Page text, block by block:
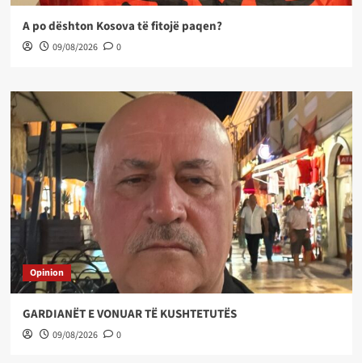
A po dështon Kosova të fitojë paqen?
09/08/2026 0
Opinion
GARDIANËT E VONUAR TË KUSHTETUTËS
09/08/2026 0